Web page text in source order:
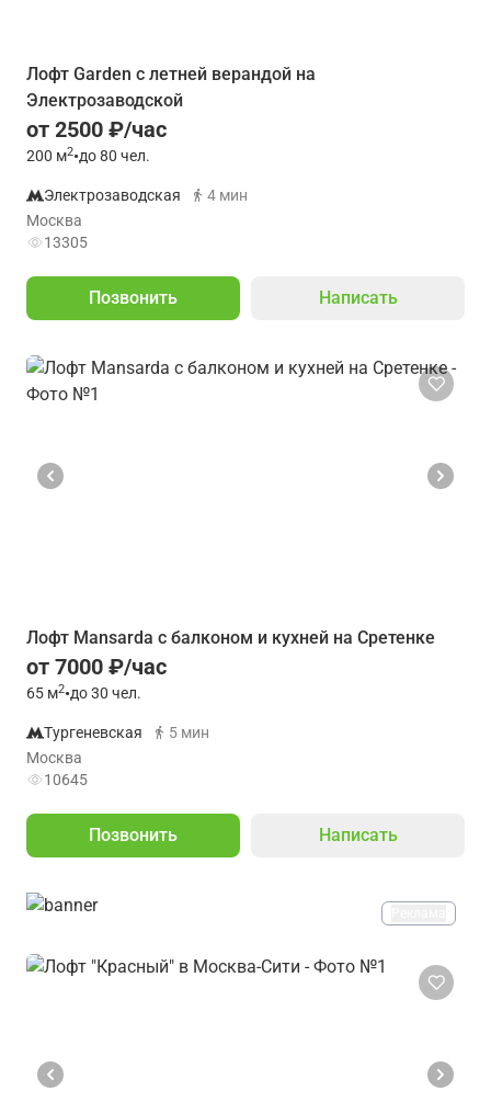
Лофт Garden с летней верандой на
Электрозаводской
от 2500 ₽/час
200 м2•до 80 чел.
Электрозаводская
4 мин
Москва
13305
Позвонить Написать
Лофт Mansarda с балконом и кухней на Сретенке
от 7000 ₽/час
65 м2•до 30 чел.
Тургеневская
5 мин
Москва
10645
Позвонить Написать